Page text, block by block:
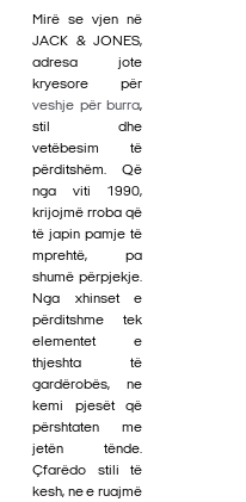
Mirë se vjen në
JACK & JONES,
adresa jote
kryesore për
veshje për burra,
stil dhe
vetëbesim të
përditshëm. Që
nga viti 1990,
krijojmë rroba që
të japin pamje të
mprehtë, pa
shumë përpjekje.
Nga xhinset e
përditshme tek
elementet e
thjeshta të
gardërobës, ne
kemi pjesët që
përshtaten me
jetën tënde.
Çfarëdo stili të
kesh, ne e ruajmë